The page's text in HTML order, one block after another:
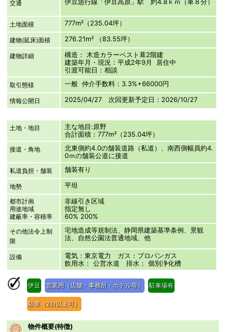
交通
土地面積 777m²（235.04坪）
建物(延床)面積 276.21m² （83.55坪）
建物詳細
構造： 木造カラーベスト葺2階建
建築年月・現況：平成2年9月 居住中
引渡可能日：相談
取引態様 一般 仲介手数料：3.3%+66000円
情報公開日 2025/04/27 次回更新予定日：2026/10/27
土地・地目
主な地目:原野
合計面積：777m²（235.04坪）
接道・角地
北東側約4.0の舗装道路（私道）、南西側幅員約4.
0ｍの舗装公道に接道
私道負担・舗装 舗装有り
地勢 平坦
都市計画
用途地域
建蔽率・容積率
非線引き区域
指定無し
60% 200%
その他法令上制
限
宅地造成等規制法、静岡県建築基準条例、景観
法、自然公園法普通地域、他
設備
電気：東京電力 ガス：プロパンガス
飲用水： 公営水道 排水： 個別浄化槽
伊豆 営業用（店舗・事務所・ホテル等） 駐車場有
駐車（2台以上可）
物件概要(特徴)